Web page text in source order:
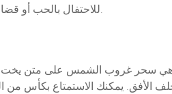
للاحتفال بالحب أو قضاء وقت خاص مع شريك حياتك، فإن تأجير يخوت في دبي هو الخيار الأمثل. إليك كيفية جعل تجربتك الرومانسية لا تُنسى.
سحر غروب الشمس على متن يخت فاخر.
الأفق. يمكنك الاستمتاع بكأس من